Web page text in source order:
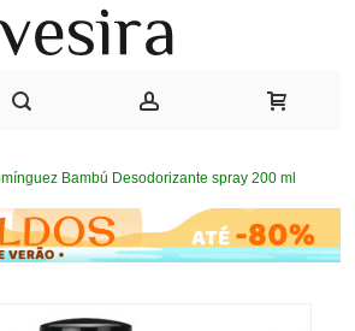
Bambú Desodorizante spray 200 ml